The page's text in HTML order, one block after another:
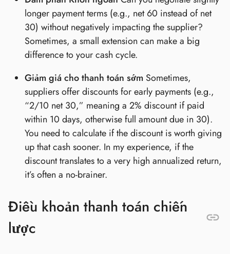
longer payment terms (e.g., net 60 instead of net
30) without negatively impacting the supplier?
Sometimes, a small extension can make a big
difference to your cash cycle.
Giảm giá cho thanh toán sớm Sometimes,
suppliers offer discounts for early payments (e.g.,
“2/10 net 30,” meaning a 2% discount if paid
within 10 days, otherwise full amount due in 30).
You need to calculate if the discount is worth giving
up that cash sooner. In my experience, if the
discount translates to a very high annualized return,
it’s often a no-brainer.
Điều khoản thanh toán chiến
lược